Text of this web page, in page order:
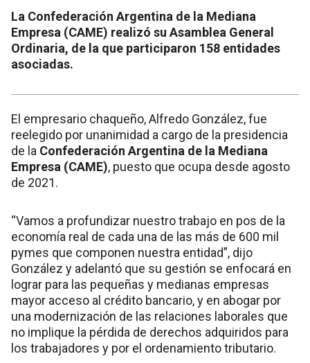
La Confederación Argentina de la Mediana
Empresa (CAME) realizó su Asamblea General
Ordinaria, de la que participaron 158 entidades
asociadas.
El empresario chaqueño, Alfredo González, fue
reelegido por unanimidad a cargo de la presidencia
de la Confederación Argentina de la Mediana
Empresa (CAME), puesto que ocupa desde agosto
de 2021.
“Vamos a profundizar nuestro trabajo en pos de la
economía real de cada una de las más de 600 mil
pymes que componen nuestra entidad”, dijo
González y adelantó que su gestión se enfocará en
lograr para las pequeñas y medianas empresas
mayor acceso al crédito bancario, y en abogar por
una modernización de las relaciones laborales que
no implique la pérdida de derechos adquiridos para
los trabajadores y por el ordenamiento tributario.